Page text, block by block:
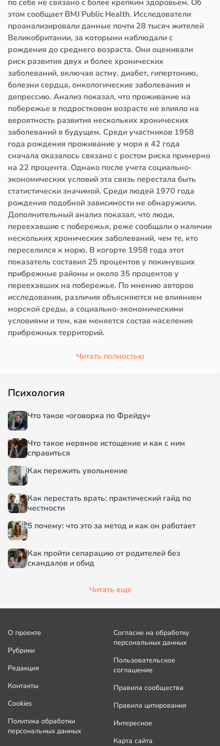
по себе не связано с более крепким здоровьем. Об
этом сообщает BMJ Public Health. Исследователи
проанализировали данные почти 28 тысяч жителей
Великобритании, за которыми наблюдали с
рождения до среднего возраста. Они оценивали
риск развития двух и более хронических
заболеваний, включая астму, диабет, гипертонию,
болезни сердца, онкологические заболевания и
депрессию. Анализ показал, что проживание на
побережье в подростковом возрасте не влияло на
вероятность развития нескольких хронических
заболеваний в будущем. Среди участников 1958
года рождения проживание у моря в 42 года
сначала оказалось связано с ростом риска примерно
на 22 процента. Однако после учета социально-
экономических условий эта связь перестала быть
статистически значимой. Среди людей 1970 года
рождения подобной зависимости не обнаружили.
Дополнительный анализ показал, что люди,
переехавшие с побережья, реже сообщали о наличии
нескольких хронических заболеваний, чем те, кто
переселился к морю. В когорте 1958 года этот
показатель составил 25 процентов у покинувших
прибрежные районы и около 35 процентов у
переехавших на побережье. По мнению авторов
исследования, различия объясняются не влиянием
морской среды, а социально-экономическими
условиями и тем, как меняется состав населения
прибрежных территорий.
Читать полностью
Психология
Что такое «оговорка по Фрейду»
Что такое нервное истощение и как с ним
справиться
Как пережить увольнение
Как перестать врать: практический гайд по
честности
5 почему: что это за метод и как он работает
Как пройти сепарацию от родителей без
скандалов и обид
Читать еще
О проекте
Рубрики
Редакция
Контакты
Cookies
Политика обработки
персональных данных
Согласие на обработку
персональных данных
Пользовательское
соглашение
Правила сообщества
Правила цитирования
Интересное
Карта сайта